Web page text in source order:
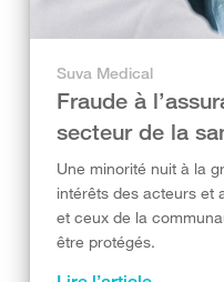
Suva Medical
Fraude à
secteur de la
Une minorité nuit à la
intérêts des acteurs et
et ceux de la
être protégés.